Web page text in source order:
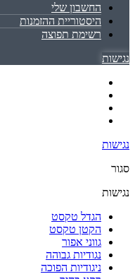
החשבון שלי
היסטוריית ההזמנות
רשימת תפוצה
נגישות
נגישות
סגור
נגישות
הגדל טקסט
הקטן טקסט
גווני אפור
נגודיות גבוהה
ניגודיות הפוכה